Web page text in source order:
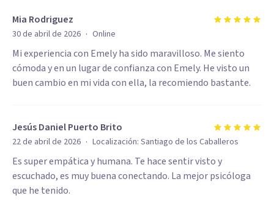
Mia Rodriguez
30 de abril de 2026 · Online
Mi experiencia con Emely ha sido maravilloso. Me siento
cómoda y en un lugar de confianza con Emely. He visto un
buen cambio en mi vida con ella, la recomiendo bastante.
Jesús Daniel Puerto Brito
22 de abril de 2026 · Localización: Santiago de los Caballeros
Es super empática y humana. Te hace sentir visto y
escuchado, es muy buena conectando. La mejor psicóloga
que he tenido.